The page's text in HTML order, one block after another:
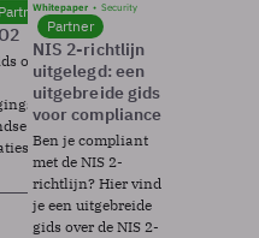
Partner
over BIO2,
Whitepaper Security
Partner
NIS 2-richtlijn
uitgelegd: een
uitgebreide gids
voor compliance
Ben je compliant
met de NIS 2-
richtlijn? Hier vind
je een uitgebreide
gids over de NIS 2-